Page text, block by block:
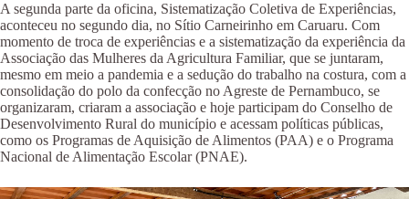
A segunda parte da oficina, Sistematização Coletiva de Experiências,
aconteceu no segundo dia, no Sítio Carneirinho em Caruaru. Com
momento de troca de experiências e a sistematização da experiência da
Associação das Mulheres da Agricultura Familiar, que se juntaram,
mesmo em meio a pandemia e a sedução do trabalho na costura, com a
consolidação do polo da confecção no Agreste de Pernambuco, se
organizaram, criaram a associação e hoje participam do Conselho de
Desenvolvimento Rural do município e acessam políticas públicas,
como os Programas de Aquisição de Alimentos (PAA) e o Programa
Nacional de Alimentação Escolar (PNAE).